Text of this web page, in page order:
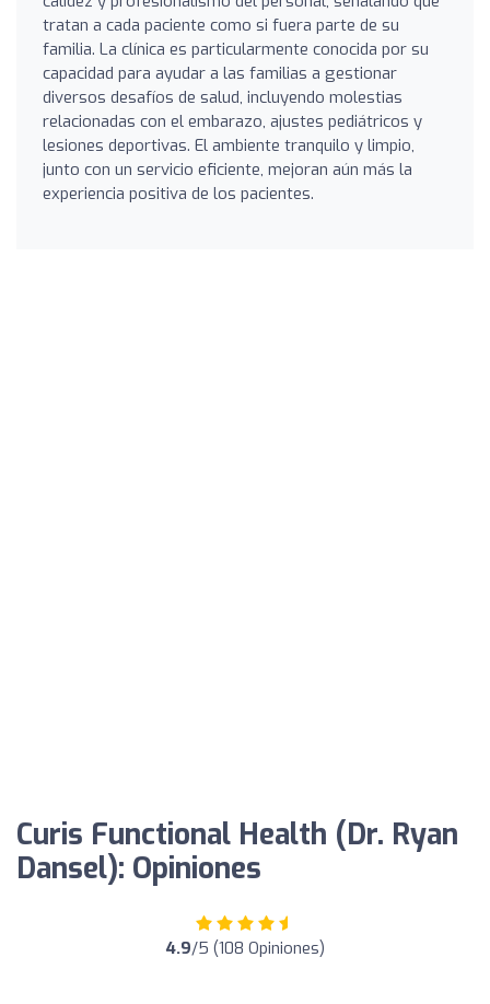
tratan a cada paciente como si fuera parte de su
familia. La clínica es particularmente conocida por su
capacidad para ayudar a las familias a gestionar
diversos desafíos de salud, incluyendo molestias
relacionadas con el embarazo, ajustes pediátricos y
lesiones deportivas. El ambiente tranquilo y limpio,
junto con un servicio eficiente, mejoran aún más la
experiencia positiva de los pacientes.
Curis Functional Health (Dr. Ryan
Dansel): Opiniones
4.9/5 (108 Opiniones)